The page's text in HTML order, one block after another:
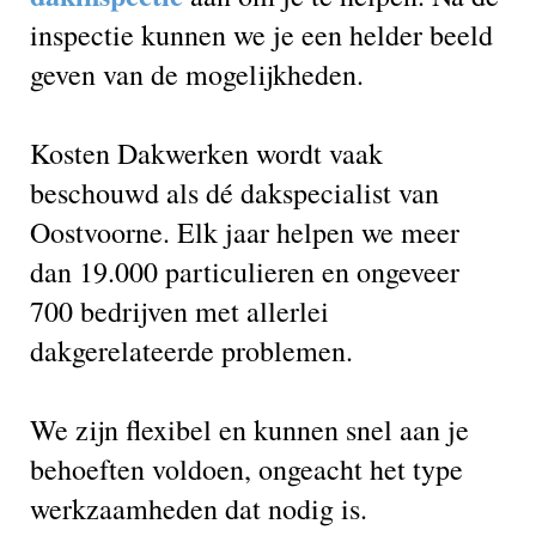
inspectie kunnen we je een helder beeld
geven van de mogelijkheden.
Kosten Dakwerken wordt vaak
beschouwd als dé dakspecialist van
Oostvoorne. Elk jaar helpen we meer
dan 19.000 particulieren en ongeveer
700 bedrijven met allerlei
dakgerelateerde problemen.
We zijn flexibel en kunnen snel aan je
behoeften voldoen, ongeacht het type
werkzaamheden dat nodig is.